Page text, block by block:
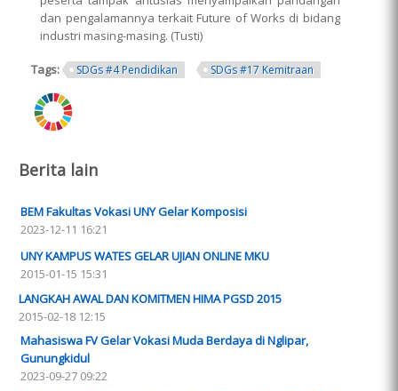
dan pengalamannya terkait Future of Works di bidang
industri masing-masing. (Tusti)
Tags: SDGs #4 Pendidikan SDGs #17 Kemitraan
ring.png
Berita lain
BEM Fakultas Vokasi UNY Gelar Komposisi
2023-12-11 16:21
UNY KAMPUS WATES GELAR UJIAN ONLINE MKU
2015-01-15 15:31
LANGKAH AWAL DAN KOMITMEN HIMA PGSD 2015
2015-02-18 12:15
Mahasiswa FV Gelar Vokasi Muda Berdaya di Nglipar,
Gunungkidul
2023-09-27 09:22